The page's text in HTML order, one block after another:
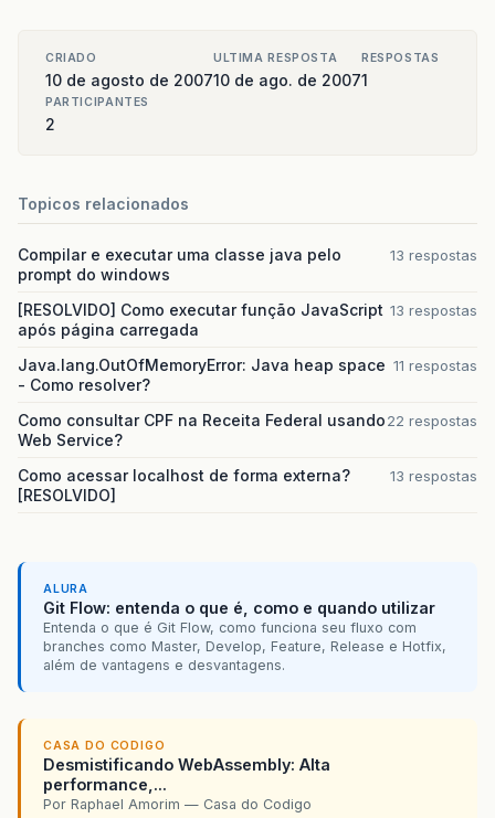
CRIADO
10 de agosto de 2007
ULTIMA RESPOSTA
10 de ago. de 2007
RESPOSTAS
1
PARTICIPANTES
2
Topicos relacionados
Compilar e executar uma classe java pelo
prompt do windows
13 respostas
[RESOLVIDO] Como executar função JavaScript
após página carregada
13 respostas
Java.lang.OutOfMemoryError: Java heap space
- Como resolver?
11 respostas
Como consultar CPF na Receita Federal usando
Web Service?
22 respostas
Como acessar localhost de forma externa?
[RESOLVIDO]
13 respostas
ALURA
Git Flow: entenda o que é, como e quando utilizar
Entenda o que é Git Flow, como funciona seu fluxo com
branches como Master, Develop, Feature, Release e Hotfix,
além de vantagens e desvantagens.
CASA DO CODIGO
Desmistificando WebAssembly: Alta
performance,...
Por Raphael Amorim — Casa do Codigo